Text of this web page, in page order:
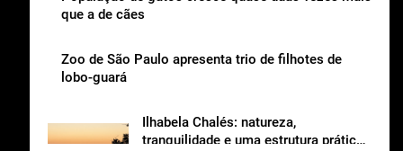
que a de cães
Zoo de São Paulo apresenta trio de filhotes de
lobo-guará
Ilhabela Chalés: natureza,
tranquilidade e uma estrutura prática